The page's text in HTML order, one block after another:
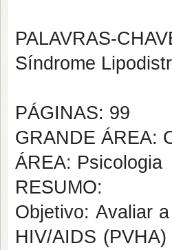
PALAVRAS-
Síndrome
PÁGINAS: 99
GRANDE ÁREA:
ÁREA: Psicologia
RESUMO:
Objetivo: Avaliar
HIV/AIDS